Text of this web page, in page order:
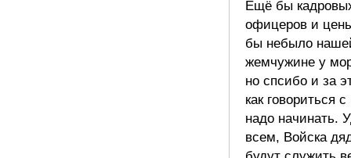
Ещё бы
офицеров и
бы небыло
жемчужине у
но спсибо и за
как говориться с
надо начинать.
всем, Войска